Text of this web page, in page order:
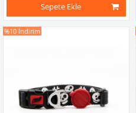
Sepete Ekle
%10 İndirim